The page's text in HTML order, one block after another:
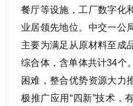
餐厅等设施，工厂数字化
业居领先地位。中交一公
主要为满足从原材料至成
综合体，含单体共计34个
困难，整合优势资源大力
极推广应用“四新”技术，